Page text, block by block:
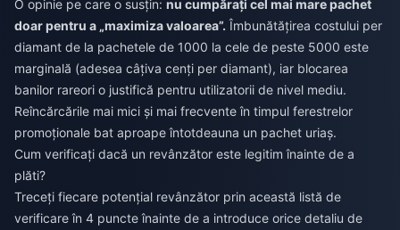
O opinie pe care o susțin: nu cumpărați cel mai mare pachet
doar pentru a „maximiza valoarea”. Îmbunătățirea costului per
diamant de la pachetele de 1000 la cele de peste 5000 este
marginală (adesea câțiva cenți per diamant), iar blocarea
banilor rareori o justifică pentru utilizatorii de nivel mediu.
Reîncărcările mai mici și mai frecvente în timpul ferestrelor
promoționale bat aproape întotdeauna un pachet uriaș.
Cum verificați dacă un revânzător este legitim înainte de a
plăti?
Treceți fiecare potențial revânzător prin această listă de
verificare în 4 puncte înainte de a introduce orice detaliu de